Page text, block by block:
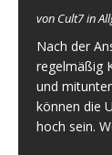
von Cult7 in
Nach der
regelmäßig
und
können die
hoch sein.